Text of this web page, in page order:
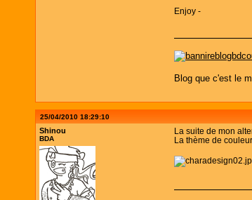
Enjoy -
Blog que c'est le
25/04/2010 18:29:10
Shinou
BDA
La suite de mon
La thème de